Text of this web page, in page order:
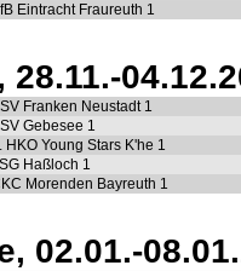
Eintracht Fraureuth 1
Franken Neustadt 1
Gebesee 1
HKO Young Stars K'he 1
Haßloch 1
Morenden Bayreuth 1
02.01.-